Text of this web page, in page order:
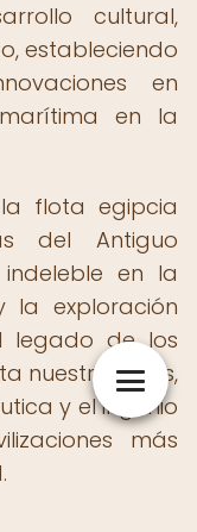
cultural,
estableciendo
en
en la
flota egipcia
del Antiguo
en la
la exploración
legado de los
nuestros días,
y el ingenio
más